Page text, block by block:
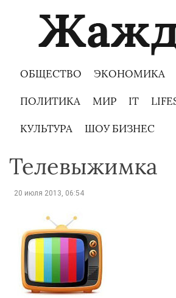
ОБЩЕСТВО ЭКОНОМИКА
ПОЛИТИКА МИР IT
КУЛЬТУРА ШОУ БИЗНЕС
Телевыжимка
20 июля 2013, 06:54